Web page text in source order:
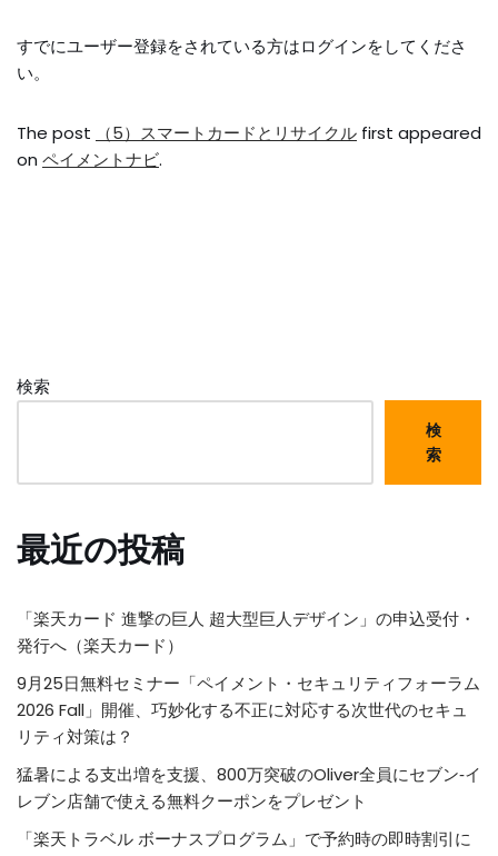
すでにユーザー登録をされている方はログインをしてくださ
い。
The post （5）スマートカードとリサイクル first appeared
on ペイメントナビ.
検索
検
索
最近の投稿
「楽天カード 進撃の巨人 超大型巨人デザイン」の申込受付・
発行へ（楽天カード）
9月25日無料セミナー「ペイメント・セキュリティフォーラム
2026 Fall」開催、巧妙化する不正に対応する次世代のセキュ
リティ対策は？
猛暑による支出増を支援、800万突破のOliver全員にセブン‐イ
レブン店舗で使える無料クーポンをプレゼント
「楽天トラベル ボーナスプログラム」で予約時の即時割引に